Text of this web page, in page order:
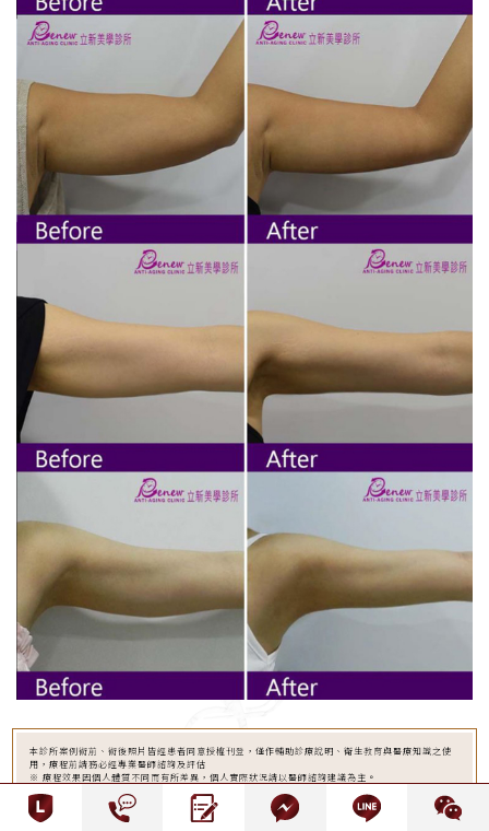
本診所案例術前、術後照片皆經患者同意授權刊登，僅作輔助診療說明、衛生教育與醫療知識之使
用，療程前請務必經專業醫師諮詢及評估
※ 療程效果因個人體質不同而有所差異，個人實際狀況請以醫師諮詢建議為主。